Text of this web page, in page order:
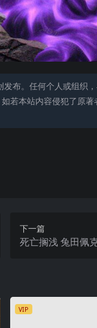
布。任何个人或组织
若本站内容侵犯了原
下一篇
死亡搁浅 兔田佩
VIP